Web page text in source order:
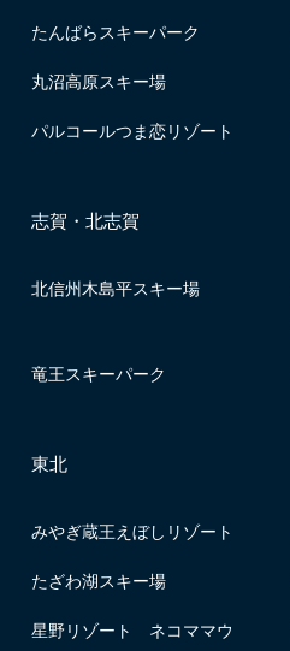
たんばらスキーパーク
丸沼高原スキー場
パルコールつま恋リゾート
志賀・北志賀
北信州木島平スキー場
竜王スキーパーク
東北
みやぎ蔵王えぼしリゾート
たざわ湖スキー場
星野リゾート ネコママウ